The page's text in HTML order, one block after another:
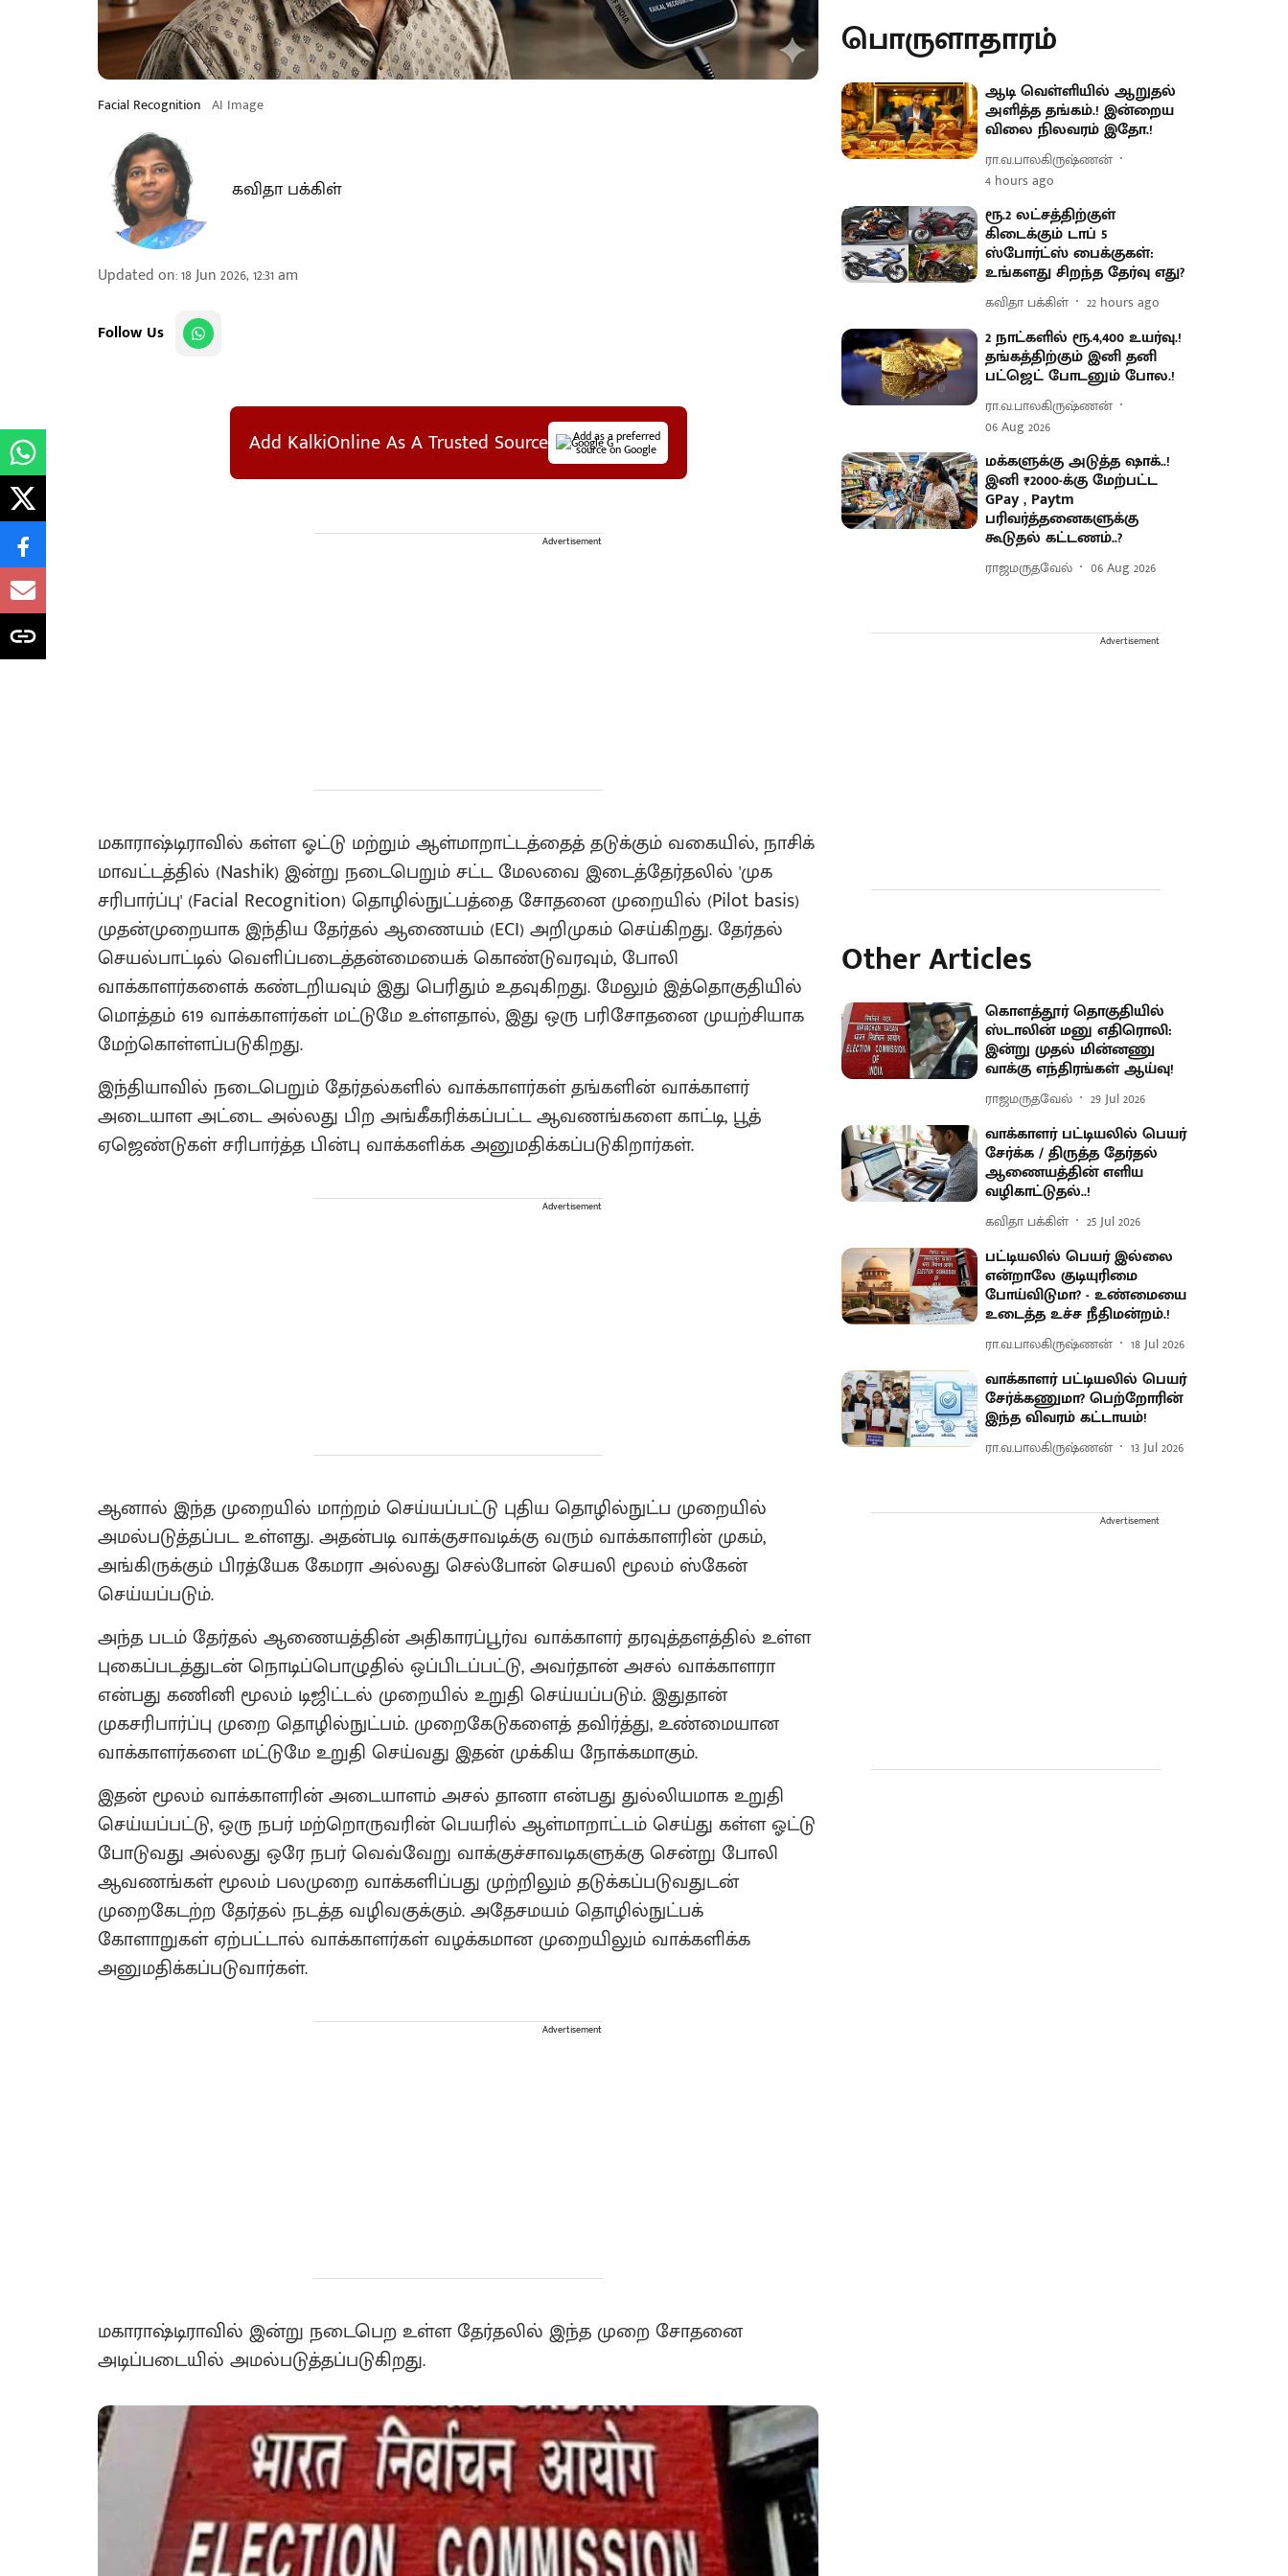
Facial Recognition AI Image
கவிதா பக்கிள்
Updated on:18 Jun 2026, 12:31 am
Follow Us
Add KalkiOnline As A Trusted Source Add as a preferred
source on Google
Advertisement
மகாராஷ்டிராவில் கள்ள ஓட்டு மற்றும் ஆள்மாறாட்டத்தைத் தடுக்கும் வகையில், நாசிக்
மாவட்டத்தில் (Nashik) இன்று நடைபெறும் சட்ட மேலவை இடைத்தேர்தலில் 'முக
சரிபார்ப்பு' (Facial Recognition) தொழில்நுட்பத்தை சோதனை முறையில் (Pilot basis)
முதன்முறையாக இந்திய தேர்தல் ஆணையம் (ECI) அறிமுகம் செய்கிறது. தேர்தல்
செயல்பாட்டில் வெளிப்படைத்தன்மையைக் கொண்டுவரவும், போலி
வாக்காளர்களைக் கண்டறியவும் இது பெரிதும் உதவுகிறது. மேலும் இத்தொகுதியில்
மொத்தம் 619 வாக்காளர்கள் மட்டுமே உள்ளதால், இது ஒரு பரிசோதனை முயற்சியாக
மேற்கொள்ளப்படுகிறது.
இந்தியாவில் நடைபெறும் தேர்தல்களில் வாக்காளர்கள் தங்களின் வாக்காளர்
அடையாள அட்டை அல்லது பிற அங்கீகரிக்கப்பட்ட ஆவணங்களை காட்டி, பூத்
ஏஜெண்டுகள் சரிபார்த்த பின்பு வாக்களிக்க அனுமதிக்கப்படுகிறார்கள்.
Advertisement
ஆனால் இந்த முறையில் மாற்றம் செய்யப்பட்டு புதிய தொழில்நுட்ப முறையில்
அமல்படுத்தப்பட உள்ளது. அதன்படி வாக்குசாவடிக்கு வரும் வாக்காளரின் முகம்,
அங்கிருக்கும் பிரத்யேக கேமரா அல்லது செல்போன் செயலி மூலம் ஸ்கேன்
செய்யப்படும்.
அந்த படம் தேர்தல் ஆணையத்தின் அதிகாரப்பூர்வ வாக்காளர் தரவுத்தளத்தில் உள்ள
புகைப்படத்துடன் நொடிப்பொழுதில் ஒப்பிடப்பட்டு, அவர்தான் அசல் வாக்காளரா
என்பது கணினி மூலம் டிஜிட்டல் முறையில் உறுதி செய்யப்படும். இதுதான்
முகசரிபார்ப்பு முறை தொழில்நுட்பம். முறைகேடுகளைத் தவிர்த்து, உண்மையான
வாக்காளர்களை மட்டுமே உறுதி செய்வது இதன் முக்கிய நோக்கமாகும்.
இதன் மூலம் வாக்காளரின் அடையாளம் அசல் தானா என்பது துல்லியமாக உறுதி
செய்யப்பட்டு, ஒரு நபர் மற்றொருவரின் பெயரில் ஆள்மாறாட்டம் செய்து கள்ள ஓட்டு
போடுவது அல்லது ஒரே நபர் வெவ்வேறு வாக்குச்சாவடிகளுக்கு சென்று போலி
ஆவணங்கள் மூலம் பலமுறை வாக்களிப்பது முற்றிலும் தடுக்கப்படுவதுடன்
முறைகேடற்ற தேர்தல் நடத்த வழிவகுக்கும். அதேசமயம் தொழில்நுட்பக்
கோளாறுகள் ஏற்பட்டால் வாக்காளர்கள் வழக்கமான முறையிலும் வாக்களிக்க
அனுமதிக்கப்படுவார்கள்.
Advertisement
மகாராஷ்டிராவில் இன்று நடைபெற உள்ள தேர்தலில் இந்த முறை சோதனை
அடிப்படையில் அமல்படுத்தப்படுகிறது.
பொருளாதாரம்
ஆடி வெள்ளியில் ஆறுதல்
அளித்த தங்கம்.! இன்றைய
விலை நிலவரம் இதோ.!
ரா.வ.பாலகிருஷ்ணன்
4 hours ago
ரூ.2 லட்சத்திற்குள்
கிடைக்கும் டாப் 5
ஸ்போர்ட்ஸ் பைக்குகள்:
உங்களது சிறந்த தேர்வு எது?
கவிதா பக்கிள் 22 hours ago
2 நாட்களில் ரூ.4,400 உயர்வு.!
தங்கத்திற்கும் இனி தனி
பட்ஜெட் போடனும் போல.!
ரா.வ.பாலகிருஷ்ணன்
06 Aug 2026
மக்களுக்கு அடுத்த ஷாக்..!
இனி ₹2000-க்கு மேற்பட்ட
GPay , Paytm
பரிவர்த்தனைகளுக்கு
கூடுதல் கட்டணம்..?
ராஜமருதவேல் 06 Aug 2026
Advertisement
Other Articles
கொளத்தூர் தொகுதியில்
ஸ்டாலின் மனு எதிரொலி:
இன்று முதல் மின்னணு
வாக்கு எந்திரங்கள் ஆய்வு!
ராஜமருதவேல் 29 Jul 2026
வாக்காளர் பட்டியலில் பெயர்
சேர்க்க / திருத்த தேர்தல்
ஆணையத்தின் எளிய
வழிகாட்டுதல்..!
கவிதா பக்கிள் 25 Jul 2026
பட்டியலில் பெயர் இல்லை
என்றாலே குடியுரிமை
போய்விடுமா? - உண்மையை
உடைத்த உச்ச நீதிமன்றம்.!
ரா.வ.பாலகிருஷ்ணன் 18 Jul 2026
வாக்காளர் பட்டியலில் பெயர்
சேர்க்கணுமா? பெற்றோரின்
இந்த விவரம் கட்டாயம்!
ரா.வ.பாலகிருஷ்ணன் 13 Jul 2026
Advertisement